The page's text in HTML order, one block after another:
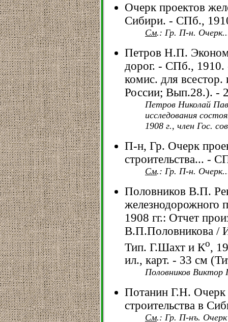
Очерк проектов
Сибири. - СПб.,
См.: Гр. П-н.
Петров Н.П.
дорог. - СПб.,
комис. для всестор.
России; Вып.28.). -
Петров Николай
исследования
1908 г., член Гос.
П-н, Гр. Очерк
строительства... -
См.: Гр. П-н.
Половников В.П.
железнодорожного
1908 гг.: Отчет
В.П.Половникова /
Тип. Г.Шахт и Ко,
ил., карт. - 33 см
Половников Виктор
Потанин Г.Н. Очерк
строительства в
См.: Гр. П-нъ.